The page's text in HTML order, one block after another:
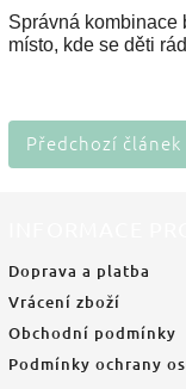
Správná kombinace
místo, kde se děti
Předchozí článek
Doprava a platba
Vrácení zboží
Obchodní podmínky
Podmínky ochrany